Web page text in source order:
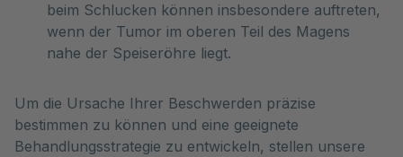
beim Schlucken können insbesondere auftreten,
wenn der Tumor im oberen Teil des Magens
nahe der Speiseröhre liegt.
Um die Ursache Ihrer Beschwerden präzise
bestimmen zu können und eine geeignete
Behandlungsstrategie zu entwickeln, stellen unsere